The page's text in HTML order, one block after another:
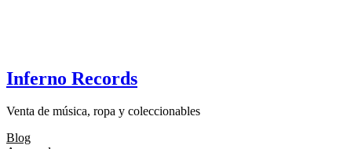
Inferno Records
Venta de música, ropa y coleccionables
Blog